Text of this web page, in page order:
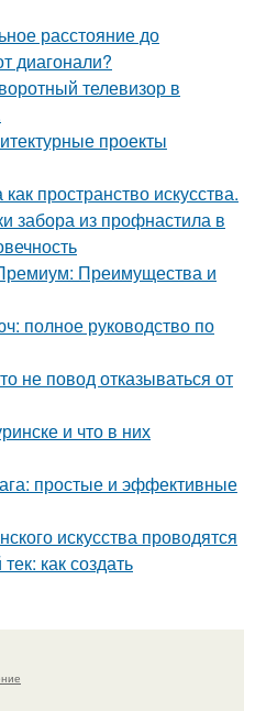
расстояние до
диагонали?
телевизор в
проекты
пространство искусства.
забора из профнастила в
Преимущества и
полное руководство по
не повод отказываться от
и что в них
простые и эффективные
искусства проводятся
как создать